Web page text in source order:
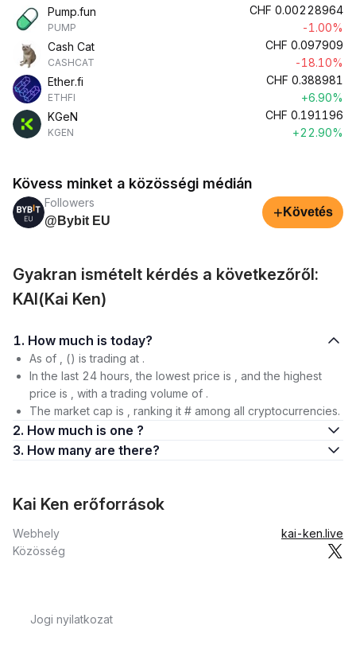
Pump.fun
PUMP
CHF 0.00228964
-1.00%
Cash Cat
CASHCAT
CHF 0.097909
-18.10%
Ether.fi
ETHFI
CHF 0.388981
+6.90%
KGeN
KGEN
CHF 0.191196
+22.90%
Kövess minket a közösségi médián
Followers
@Bybit EU
+ Követés
Gyakran ismételt kérdés a következőről:
KAI(Kai Ken)
1. How much is today?
As of , () is trading at .
In the last 24 hours, the lowest price is , and the highest
price is , with a trading volume of .
The market cap is , ranking it # among all cryptocurrencies.
2. How much is one ?
3. How many are there?
Kai Ken erőforrások
Webhely
kai-ken.live
Közösség
Jogi nyilatkozat